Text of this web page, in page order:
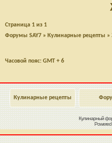
Страница 1 из 1
Форумы SAY7 » Кулинарные рецепты »
Часовой пояс: GMT + 6
Кулинарные рецепты
Кулинарный